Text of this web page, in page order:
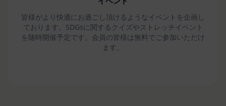
皆様がより快適にお過ごし頂けるようなイベントを企画し
ております。SDGsに関するクイズやストレッチイベント
を随時開催予定です。会員の皆様は無料でご参加いただけ
ます。
ことにより、免責されるものとします。
当社が相当の安全策を講じたにもかかわらず通信回
線やコンピュータなどに障害が生じ、システムの中